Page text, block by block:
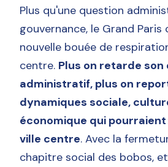
Plus qu'une question
gouvernance, le Grand
nouvelle bouée de
centre. Plus on retarde
administratif, plus on
dynamiques sociale,
économique qui
ville centre. Avec la
chapitre social des bobos,